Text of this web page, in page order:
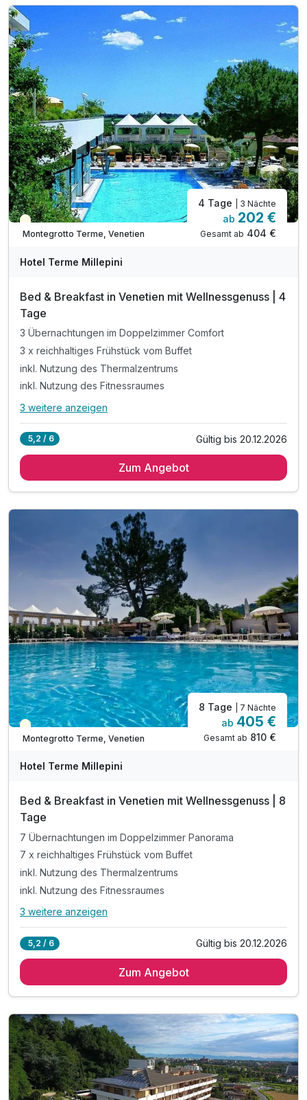
inkl. W-Lan Nutzung
Teilweise ausgelastet
Montegrotto Terme, Venetien
4 Tage | 3 Nächte
ab 202 €
Gesamt ab 404 €
Hotel Terme Millepini
Bed & Breakfast in Venetien mit Wellnessgenuss | 4
Tage
3 Übernachtungen im Doppelzimmer Comfort
3 x reichhaltiges Frühstück vom Buffet
inkl. Nutzung des Thermalzentrums
inkl. Nutzung des Fitnessraumes
Alle Inklusivleistungen
3 x reichhaltiges Frühstück vom Buffet
inkl. Bademantel & Handtuch
inkl. Unterhaltungsprogramm
inkl. W-Lan Nutzung
3 weitere anzeigen
5,2 / 6 Gültig bis 20.12.2026
Zum Angebot
Teilweise ausgelastet
Montegrotto Terme, Venetien
8 Tage | 7 Nächte
ab 405 €
Gesamt ab 810 €
Hotel Terme Millepini
Bed & Breakfast in Venetien mit Wellnessgenuss | 8
Tage
7 Übernachtungen im Doppelzimmer Panorama
7 x reichhaltiges Frühstück vom Buffet
inkl. Nutzung des Thermalzentrums
inkl. Nutzung des Fitnessraumes
Alle Inklusivleistungen
7 x reichhaltiges Frühstück vom Buffet
inkl. Bademantel & Handtuch
inkl. Unterhaltungsprogramm
inkl. W-Lan Nutzung
3 weitere anzeigen
5,2 / 6 Gültig bis 20.12.2026
Zum Angebot